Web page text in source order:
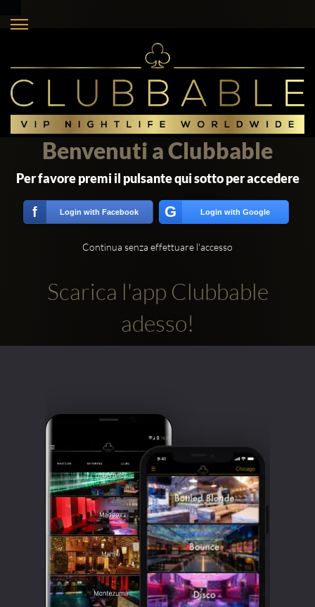
Social
network:
Benvenuti a Clubbable
Per favore premi il pulsante qui sotto per accedere
f Login with Facebook G Login with Google
Continua senza effettuare l'accesso
Scarica l'app Clubbable
adesso!